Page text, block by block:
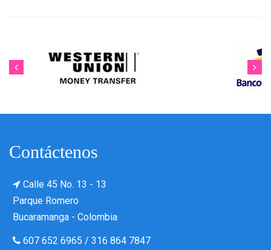
Contáctenos
Calle 45 No. 13 - 13
Parque Romero
Bucaramanga - Colombia
607 652 6965 / 316 864 7847